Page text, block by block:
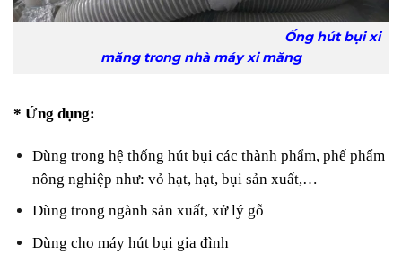
Ống hút bụi xi
măng trong nhà máy xi măng
* Ứng dụng:
Dùng trong hệ thống hút bụi các thành phẩm, phế phẩm
nông nghiệp như: vỏ hạt, hạt, bụi sản xuất,…
Dùng trong ngành sản xuất, xử lý gỗ
Dùng cho máy hút bụi gia đình